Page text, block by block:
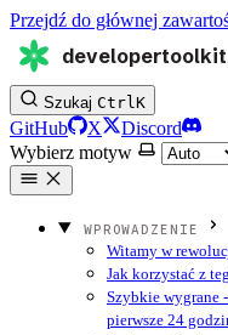
Przejdź do głównej
Szukaj CtrlK
GitHub X
Discord
Wybierz motyw
WPROWADZENIE
Witamy w
Jak korzystać z
Szybkie wygrane
pierwsze 24